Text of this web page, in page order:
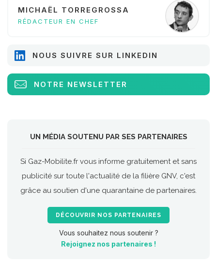
MICHAËL TORREGROSSA
RÉDACTEUR EN CHEF
NOUS SUIVRE SUR LINKEDIN
NOTRE NEWSLETTER
UN MÉDIA SOUTENU PAR SES PARTENAIRES
Si Gaz-Mobilite.fr vous informe gratuitement et sans
publicité sur toute l'actualité de la filière GNV, c'est
grâce au soutien d'une quarantaine de partenaires.
DÉCOUVRIR NOS PARTENAIRES
Vous souhaitez nous soutenir ?
Rejoignez nos partenaires !